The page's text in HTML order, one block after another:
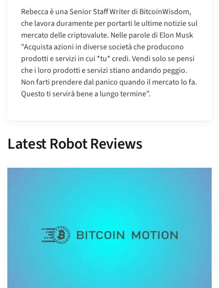
Rebecca è una Senior Staff Writer di BitcoinWisdom,
che lavora duramente per portarti le ultime notizie sul
mercato delle criptovalute. Nelle parole di Elon Musk
"Acquista azioni in diverse società che producono
prodotti e servizi in cui *tu* credi. Vendi solo se pensi
che i loro prodotti e servizi stiano andando peggio.
Non farti prendere dal panico quando il mercato lo fa.
Questo ti servirà bene a lungo termine”.
Latest Robot Reviews